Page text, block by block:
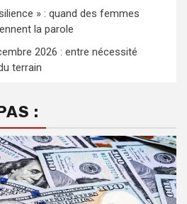
» : quand des femmes
la parole
2026 : entre nécessité
terrain
: